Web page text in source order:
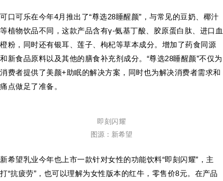
可口可乐在今年4月推出了“尊选28睡醒颜”，与常见的豆奶、椰汁
等植物饮品不同，这款产品含有γ-氨基丁酸、胶原蛋白肽、进口血
橙粉，同时还有银耳、莲子、枸杞等草本成分。增加了药食同源
和新食品原料以及其他的膳食补充剂成分。“尊选28睡醒颜”不仅为
消费者提供了美颜+助眠的解决方案，同时也为解决消费者需求和
痛点做足了准备。
即刻闪耀
图源：新希望
新希望乳业今年也上市一款针对女性的功能饮料“即刻闪耀”，主
打“抗疲劳”，也可以理解为女性版本的红牛，零售价8元。 在产品